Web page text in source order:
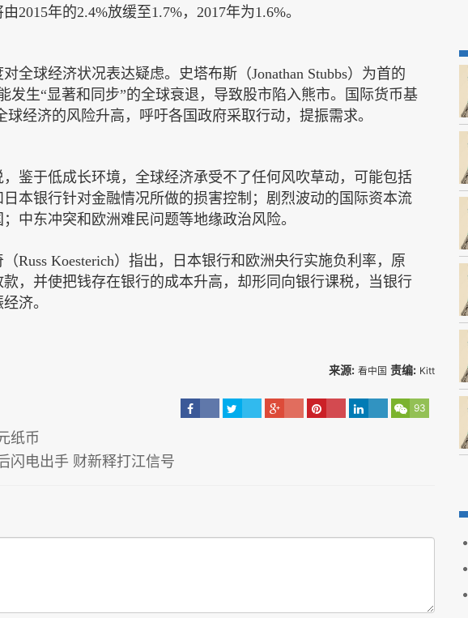
2015年的2.4%放缓至1.7%， 2017年为1.6%。
全球经济状况表达疑虑。史塔布斯（Jonathan Stubbs）为首的
发生“显著和同步”的全球衰退，导致股市陷入熊市。国际货币基
球经济的风险升高，呼吁各国政府采取行动，提振需求。
鉴于低成长环境，全球经济承受不了任何风吹草动，可能包括
本银行针对金融情况所做的损害控制；剧烈波动的国际资本流
中东冲突和欧洲难民问题等地缘政治风险。
Russ Koesterich）指出，日本银行和欧洲央行实施负利率，原
，并使把钱存在银行的成本升高，却形同向银行课税，当银行
济。
来源: 看中国 责编: Kitt
93
纸币
闪电出手 财新释打江信号